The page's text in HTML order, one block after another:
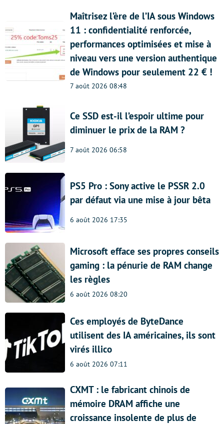
Maîtrisez l’ère de l’IA sous Windows
11 : confidentialité renforcée,
performances optimisées et mise à
niveau vers une version authentique
de Windows pour seulement 22 € !
7 août 2026 08:48
Ce SSD est-il l’espoir ultime pour
diminuer le prix de la RAM ?
7 août 2026 06:58
PS5 Pro : Sony active le PSSR 2.0
par défaut via une mise à jour bêta
6 août 2026 17:35
Microsoft efface ses propres conseils
gaming : la pénurie de RAM change
les règles
6 août 2026 08:20
Ces employés de ByteDance
utilisent des IA américaines, ils sont
virés illico
6 août 2026 07:11
CXMT : le fabricant chinois de
mémoire DRAM affiche une
croissance insolente de plus de